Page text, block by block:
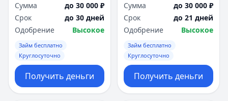
Сумма
до 30 000 ₽
Срок
до 30 дней
Одобрение
Высокое
Займ бесплатно
Круглосуточно
Получить деньги
Сумма
до 30 000 ₽
Срок
до 21 дней
Одобрение
Высокое
Займ бесплатно
Круглосуточно
Получить деньги